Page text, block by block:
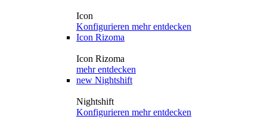
Icon
Konfigurieren mehr entdecken
Icon Rizoma
Icon Rizoma
mehr entdecken
new Nightshift
Nightshift
Konfigurieren mehr entdecken